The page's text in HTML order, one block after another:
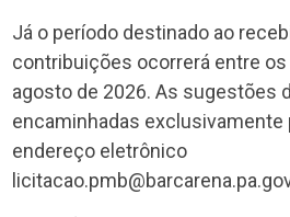
Já o período destinado ao
contribuições ocorrerá entre os
agosto de 2026. As sugestões
encaminhadas exclusivamente
endereço eletrônico